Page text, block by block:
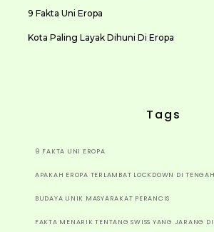
9 Fakta Uni Eropa
Kota Paling Layak Dihuni Di Eropa
Tags
9 FAKTA UNI EROPA
APAKAH EROPA TERLAMBAT LOCKDOWN DI
BUDAYA UNIK MASYARAKAT PERANCIS
FAKTA MENARIK TENTANG SWISS YANG JARANG